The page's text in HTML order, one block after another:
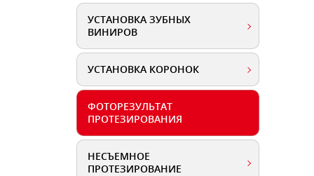
УСТАНОВКА ЗУБНЫХ
ВИНИРОВ
УСТАНОВКА КОРОНОК
ФОТОРЕЗУЛЬТАТ
ПРОТЕЗИРОВАНИЯ
НЕСЪЕМНОЕ
ПРОТЕЗИРОВАНИЕ